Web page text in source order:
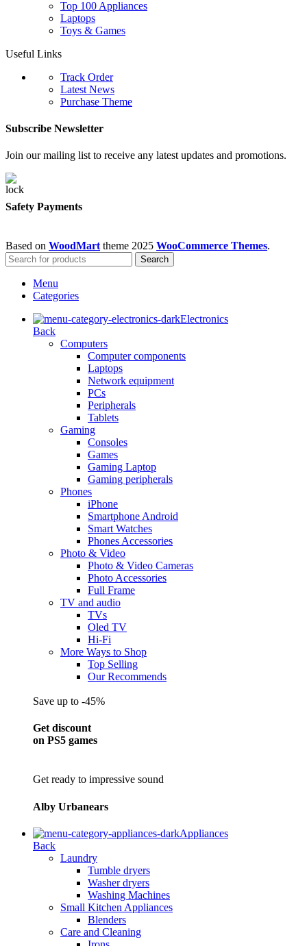
Top 100 Appliances
Laptops
Toys & Games
Useful Links
Track Order
Latest News
Purchase Theme
Subscribe Newsletter
Join our mailing list to receive any latest updates and promotions.
Safety Payments
Based on WoodMart theme 2025 WooCommerce Themes.
Search
Menu
Categories
Electronics
Back
Computers
Computer components
Laptops
Network equipment
PCs
Peripherals
Tablets
Gaming
Consoles
Games
Gaming Laptop
Gaming peripherals
Phones
iPhone
Smartphone Android
Smart Watches
Phones Accessories
Photo & Video
Photo & Video Cameras
Photo Accessories
Full Frame
TV and audio
TVs
Oled TV
Hi-Fi
More Ways to Shop
Top Selling
Our Recommends
Save up to -45%
Get discount
on PS5 games
Get ready to impressive sound
Alby Urbanears
Appliances
Back
Laundry
Tumble dryers
Washer dryers
Washing Machines
Small Kitchen Appliances
Blenders
Care and Cleaning